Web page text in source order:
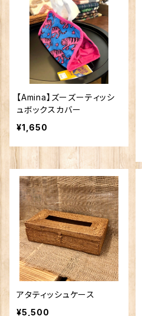
【Amina】ズーズーティッシ
ュボックスカバー
¥1,650
アタティッシュケース
¥5,500